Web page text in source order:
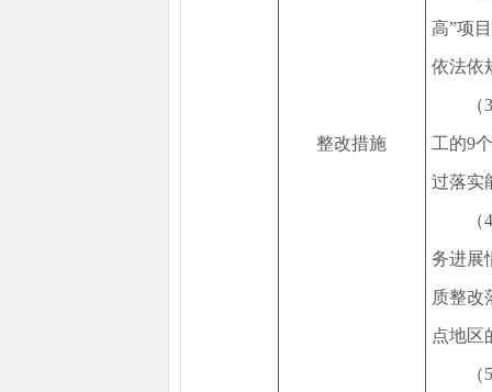
整改措施
高”项
依法依
工的9
过落实
务进展
质整改
点地区